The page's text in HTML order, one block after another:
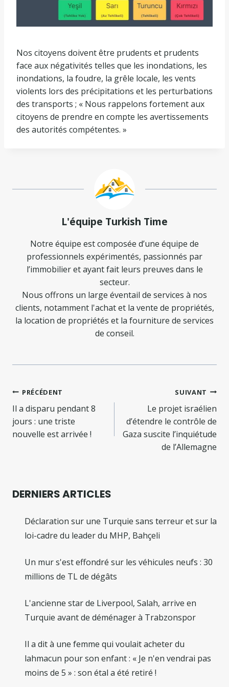
Nos citoyens doivent être prudents et prudents
face aux négativités telles que les inondations, les
inondations, la foudre, la grêle locale, les vents
violents lors des précipitations et les perturbations
des transports ; « Nous rappelons fortement aux
citoyens de prendre en compte les avertissements
des autorités compétentes. »
L'équipe Turkish Time
Notre équipe est composée d’une équipe de
professionnels expérimentés, passionnés par
l’immobilier et ayant fait leurs preuves dans le
secteur.
Nous offrons un large éventail de services à nos
clients, notamment l'achat et la vente de propriétés,
la location de propriétés et la fourniture de services
de conseil.
Navigation
de
l’article
PRÉCÉDENT
Il a disparu pendant 8
jours : une triste
nouvelle est arrivée !
SUIVANT
Le projet israélien
d’étendre le contrôle de
Gaza suscite l’inquiétude
de l’Allemagne
DERNIERS ARTICLES
Déclaration sur une Turquie sans terreur et sur la
loi-cadre du leader du MHP, Bahçeli
Un mur s'est effondré sur les véhicules neufs : 30
millions de TL de dégâts
L'ancienne star de Liverpool, Salah, arrive en
Turquie avant de déménager à Trabzonspor
Il a dit à une femme qui voulait acheter du
lahmacun pour son enfant : « Je n'en vendrai pas
moins de 5 » : son étal a été retiré !